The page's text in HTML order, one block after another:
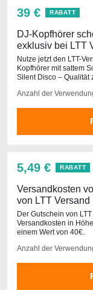
39 € RABATT
DJ-Kopfhörer
exklusiv bei LTT
Nutze jetzt den LTT-
Kopfhörer mit sattem
Silent Disco – Qualität
Anzahl der
5,49 € RABATT
Versandkosten
von LTT Versand
Der Gutschein von
Versandkosten in
einem Wert von 40€.
Anzahl der